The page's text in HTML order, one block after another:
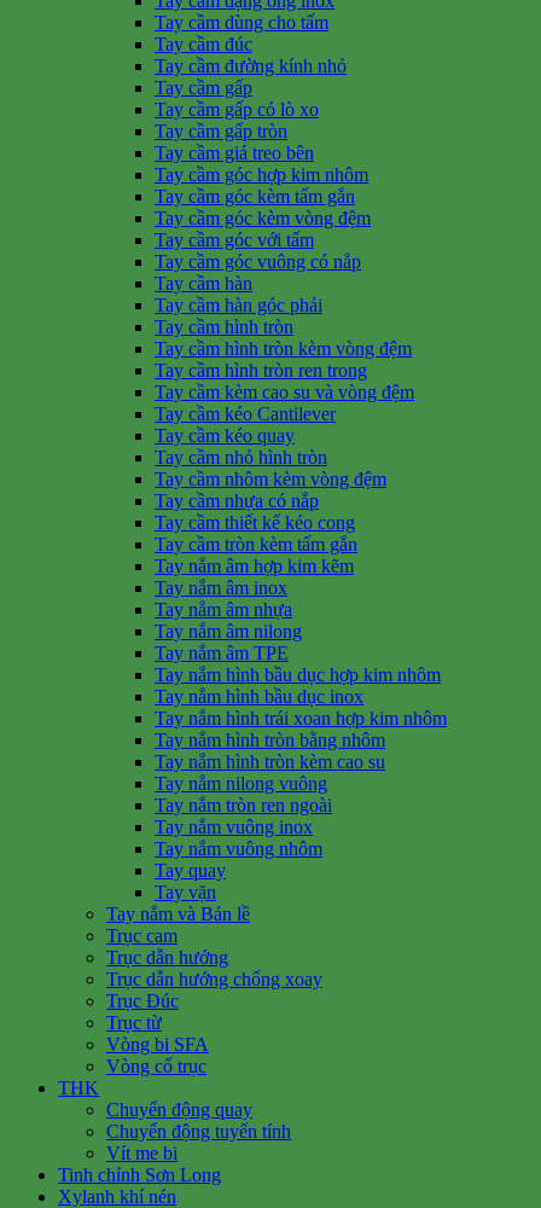
Tay cầm dùng cho tấm
Tay cầm đúc
Tay cầm đường kính nhỏ
Tay cầm gấp
Tay cầm gấp có lò xo
Tay cầm gấp tròn
Tay cầm giá treo bên
Tay cầm góc hợp kim nhôm
Tay cầm góc kèm tấm gắn
Tay cầm góc kèm vòng đệm
Tay cầm góc với tấm
Tay cầm góc vuông có nắp
Tay cầm hàn
Tay cầm hàn góc phải
Tay cầm hình tròn
Tay cầm hình tròn kèm vòng đệm
Tay cầm hình tròn ren trong
Tay cầm kèm cao su và vòng đệm
Tay cầm kéo Cantilever
Tay cầm kéo quay
Tay cầm nhỏ hình tròn
Tay cầm nhôm kèm vòng đệm
Tay cầm nhựa có nắp
Tay cầm thiết kế kéo cong
Tay cầm tròn kèm tấm gắn
Tay nắm âm hợp kim kẽm
Tay nắm âm inox
Tay nắm âm nhựa
Tay nắm âm nilong
Tay nắm âm TPE
Tay nắm hình bầu dục hợp kim nhôm
Tay nắm hình bầu dục inox
Tay nắm hình trái xoan hợp kim nhôm
Tay nắm hình tròn bằng nhôm
Tay nắm hình tròn kèm cao su
Tay nắm nilong vuông
Tay nắm tròn ren ngoài
Tay nắm vuông inox
Tay nắm vuông nhôm
Tay quay
Tay vặn
Tay nắm và Bản lề
Trục cam
Trục dẫn hướng
Trục dẫn hướng chống xoay
Trục Đúc
Trục từ
Vòng bi SFA
Vòng cổ trục
THK
Chuyển động quay
Chuyển động tuyến tính
Vít me bi
Tinh chỉnh Sơn Long
Xylanh khí nén